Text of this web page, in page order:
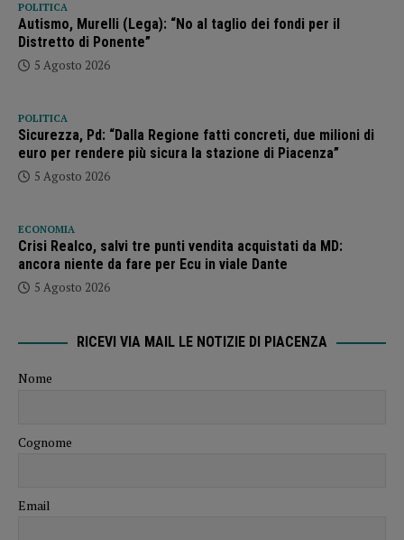
POLITICA
Autismo, Murelli (Lega): “No al taglio dei fondi per il
Distretto di Ponente”
5 Agosto 2026
POLITICA
Sicurezza, Pd: “Dalla Regione fatti concreti, due milioni di
euro per rendere più sicura la stazione di Piacenza”
5 Agosto 2026
ECONOMIA
Crisi Realco, salvi tre punti vendita acquistati da MD:
ancora niente da fare per Ecu in viale Dante
5 Agosto 2026
RICEVI VIA MAIL LE NOTIZIE DI PIACENZA
Nome
Cognome
Email